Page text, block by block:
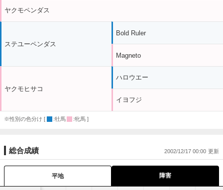
ヤクモペンダス
ステユーペンダス
ヤクモヒサコ
Bold Ruler
Magneto
ハロウエー
イヨフジ
※性別の色分け [ :牡馬 :牝馬 ]
総合成績 2002/12/17 00:00
平地 障害